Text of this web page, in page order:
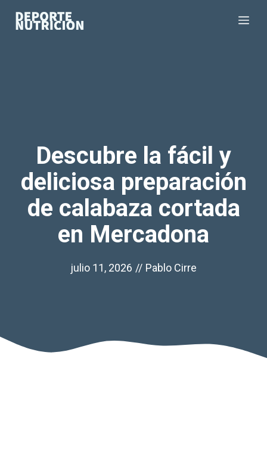
Descubre la fácil y
deliciosa preparación
de calabaza cortada
en Mercadona
julio 11, 2026 // Pablo Cirre